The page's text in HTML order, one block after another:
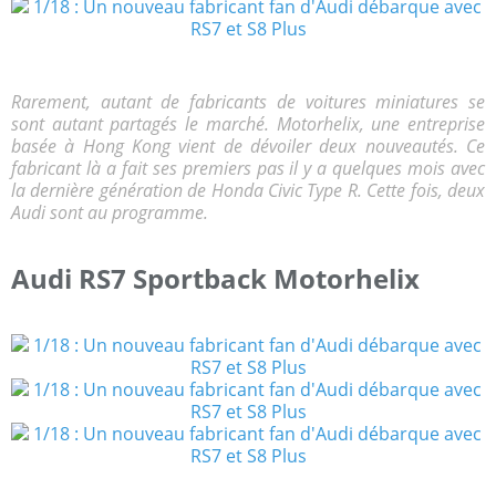
Rarement, autant de fabricants de voitures miniatures se
sont autant partagés le marché. Motorhelix, une entreprise
basée à Hong Kong vient de dévoiler deux nouveautés. Ce
fabricant là a fait ses premiers pas il y a quelques mois avec
la dernière génération de Honda Civic Type R. Cette fois, deux
Audi sont au programme.
Audi RS7 Sportback Motorhelix